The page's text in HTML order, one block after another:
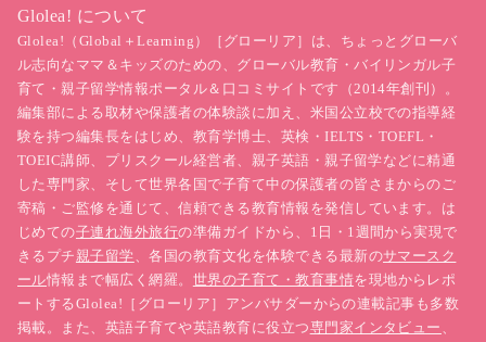
Glolea! について
Glolea!（Global＋Learning）［グローリア］は、ちょっとグローバ
ル志向なママ＆キッズのための、グローバル教育・バイリンガル子
育て・親子留学情報ポータル＆口コミサイトです（2014年創刊）。
編集部による取材や保護者の体験談に加え、米国公立校での指導経
験を持つ編集長をはじめ、教育学博士、英検・IELTS・TOEFL・
TOEIC講師、プリスクール経営者、親子英語・親子留学などに精通
した専門家、そして世界各国で子育て中の保護者の皆さまからのご
寄稿・ご監修を通じて、信頼できる教育情報を発信しています。は
じめての子連れ海外旅行の準備ガイドから、1日・1週間から実現で
きるプチ親子留学、各国の教育文化を体験できる最新のサマースク
ール情報まで幅広く網羅。 世界の子育て・教育事情を現地からレポ
ートするGlolea!［グローリア］アンバサダーからの連載記事も多数
掲載。また、英語子育てや英語教育に役立つ専門家インタビュー 、